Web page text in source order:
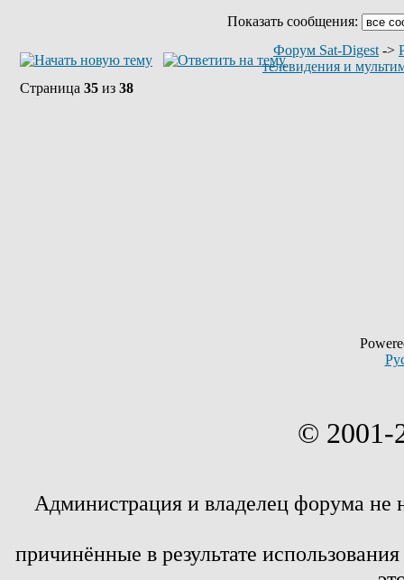
Показать сообщения:
Форум Sat-Digest ->
телевидения и
Страница 35 из 38
© 2001-
Администрация и владелец форума не
причинённые в результате